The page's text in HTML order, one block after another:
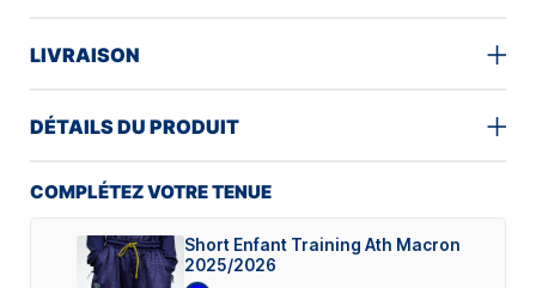
LIVRAISON
DÉTAILS DU PRODUIT
COMPLÉTEZ VOTRE TENUE
Short Enfant Training Ath Macron
2025/2026